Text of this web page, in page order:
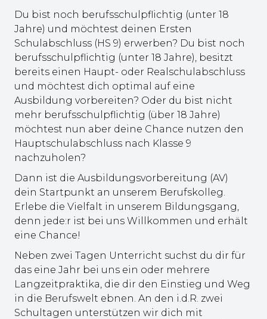
Du bist noch berufsschulpflichtig (unter 18
Jahre) und möchtest deinen Ersten
Schulabschluss (HS 9) erwerben? Du bist noch
berufsschulpflichtig (unter 18 Jahre), besitzt
bereits einen Haupt- oder Realschulabschluss
und möchtest dich optimal auf eine
Ausbildung vorbereiten? Oder du bist nicht
mehr berufsschulpflichtig (über 18 Jahre)
möchtest nun aber deine Chance nutzen den
Hauptschulabschluss nach Klasse 9
nachzuholen?
Dann ist die Ausbildungsvorbereitung (AV)
dein Startpunkt an unserem Berufskolleg.
Erlebe die Vielfalt in unserem Bildungsgang,
denn jede:r ist bei uns Willkommen und erhält
eine Chance!
Neben zwei Tagen Unterricht suchst du dir für
das eine Jahr bei uns ein oder mehrere
Langzeitpraktika, die dir den Einstieg und Weg
in die Berufswelt ebnen. An den i.d.R. zwei
Schultagen unterstützen wir dich mit